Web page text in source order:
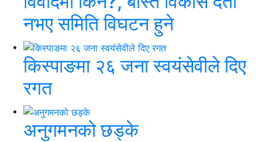
नभए समिति विघटन हुने
किस्पाङमा २६ जना स्वयंसेवीले दिए
रगत
अनुगमनको छड्के